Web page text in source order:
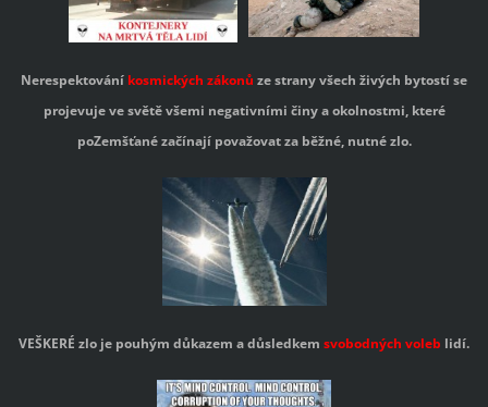
Nerespektování kosmických zákonů ze strany všech živých bytostí se
projevuje ve světě všemi negativními činy a okolnostmi, které
poZemšťané začínají považovat za běžné, nutné zlo.
VEŠKERÉ zlo je pouhým důkazem a důsledkem svobodných voleb lidí.